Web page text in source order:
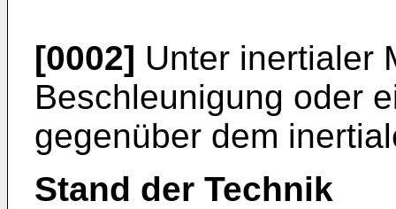
[0002] Unter inertialer
Beschleunigung oder
gegenüber dem
Stand der Technik